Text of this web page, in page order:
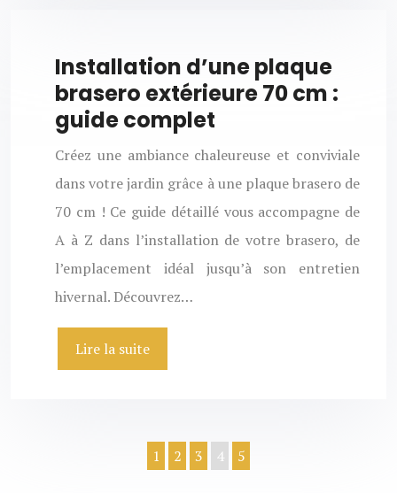
Installation d’une plaque
brasero extérieure 70 cm :
guide complet
Créez une ambiance chaleureuse et conviviale
dans votre jardin grâce à une plaque brasero de
70 cm ! Ce guide détaillé vous accompagne de
A à Z dans l’installation de votre brasero, de
l’emplacement idéal jusqu’à son entretien
hivernal. Découvrez…
Lire la suite
1 2 3 4 5